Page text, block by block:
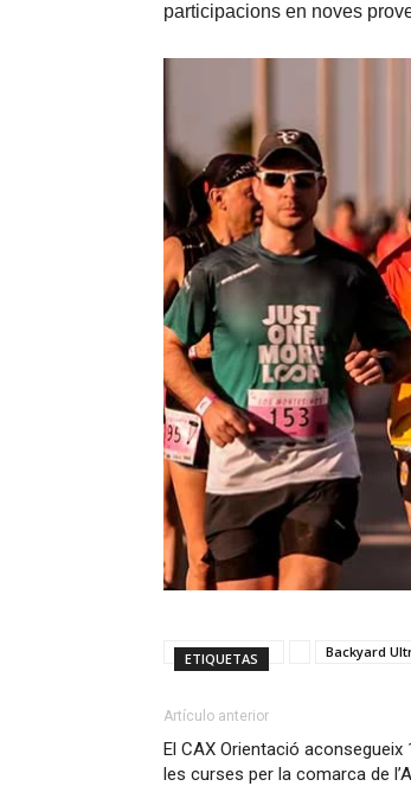
participacions en noves
ETIQUETAS Backyard
Artículo anterior
El CAX Orientació aconsegueix
les curses per la comarca de